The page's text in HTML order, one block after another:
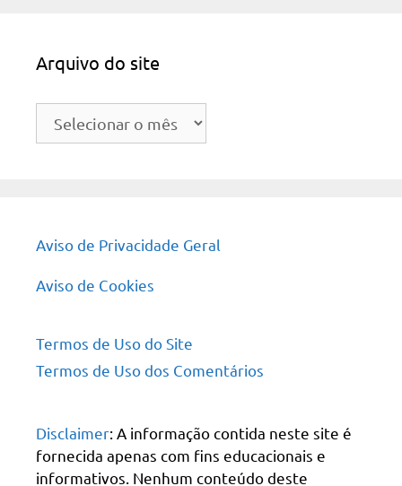
Arquivo do site
Arquivo
Aviso de Privacidade Geral
Aviso de Cookies
Termos de Uso do Site
Termos de Uso dos Comentários
Disclaimer: A informação contida neste site é
fornecida apenas com fins educacionais e
informativos. Nenhum conteúdo deste